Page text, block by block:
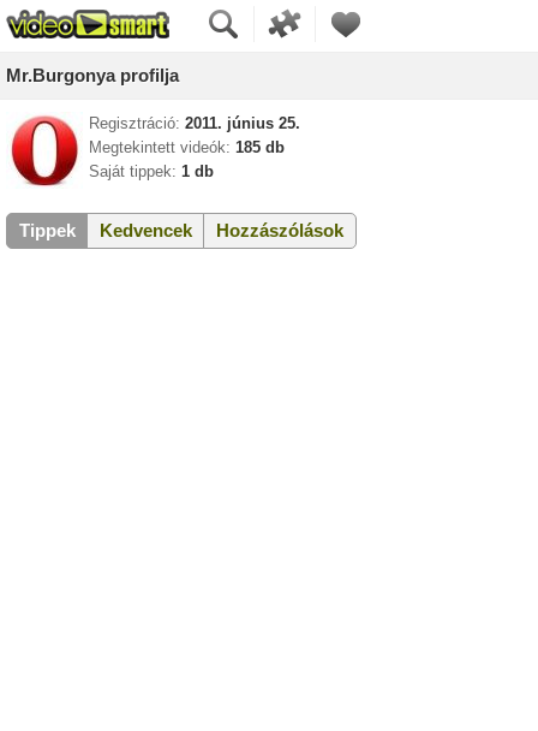
Mr.Burgonya profilja
Regisztráció: 2011. június 25.
Megtekintett videók: 185 db
Saját tippek: 1 db
Tippek Kedvencek Hozzászólások